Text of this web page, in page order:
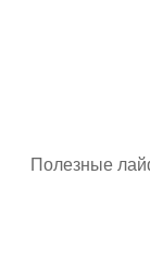
Полезные